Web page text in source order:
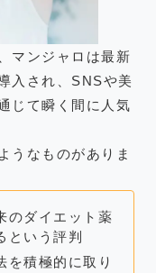
マンジャロは最新
入され、SNSや美
じて瞬く間に人気
うなものがありま
のダイエット薬
という評判
を積極的に取り